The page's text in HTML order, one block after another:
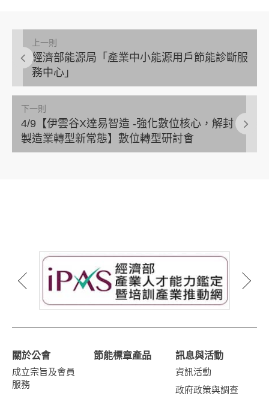
上一則
經濟部能源局「產業中小能源用戶節能診斷服
務中心」
下一則
4/9【伊雲谷X達易智造 -強化數位核心，解封
製造業轉型新常態】數位轉型研討會
關於公會
成立宗旨及會員
服務
節能標章產品
訊息與活動
資訊活動
政府政策與調查